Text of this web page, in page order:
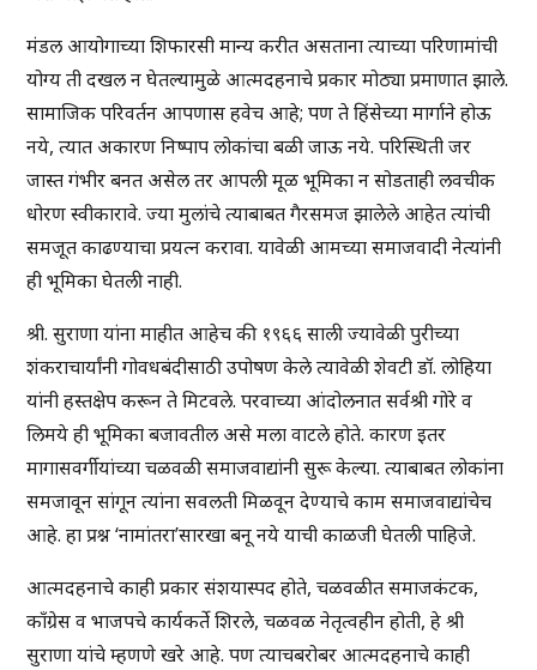
मंडल आयोगाच्या शिफारसी मान्य करीत असताना त्याच्या परिणामांची
योग्य ती दखल न घेतल्यामुळे आत्मदहनाचे प्रकार मोठ्या प्रमाणात झाले.
सामाजिक परिवर्तन आपणास हवेच आहे; पण ते हिंसेच्या मार्गाने होऊ
नये, त्यात अकारण निष्पाप लोकांचा बळी जाऊ नये. परिस्थिती जर
जास्त गंभीर बनत असेल तर आपली मूळ भूमिका न सोडताही लवचीक
धोरण स्वीकारावे. ज्या मुलांचे त्याबाबत गैरसमज झालेले आहेत त्यांची
समजूत काढण्याचा प्रयत्न करावा. यावेळी आमच्या समाजवादी नेत्यांनी
ही भूमिका घेतली नाही.
श्री. सुराणा यांना माहीत आहेच की १९६६ साली ज्यावेळी पुरीच्या
शंकराचार्यांनी गोवधबंदीसाठी उपोषण केले त्यावेळी शेवटी डॉ. लोहिया
यांनी हस्तक्षेप करून ते मिटवले. परवाच्या आंदोलनात सर्वश्री गोरे व
लिमये ही भूमिका बजावतील असे मला वाटले होते. कारण इतर
मागासवर्गीयांच्या चळवळी समाजवाद्यांनी सुरू केल्या. त्याबाबत लोकांना
समजावून सांगून त्यांना सवलती मिळवून देण्याचे काम समाजवाद्यांचेच
आहे. हा प्रश्न ‘नामांतरा’सारखा बनू नये याची काळजी घेतली पाहिजे.
आत्मदहनाचे काही प्रकार संशयास्पद होते, चळवळीत समाजकंटक,
काँग्रेस व भाजपचे कार्यकर्ते शिरले, चळवळ नेतृत्वहीन होती, हे श्री
सुराणा यांचे म्हणणे खरे आहे. पण त्याचबरोबर आत्मदहनाचे काही